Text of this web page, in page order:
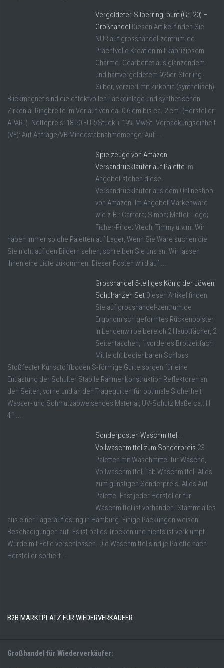
Vergoldeter-Silberring, bunt (Gr. 20) –
Großhandel Diesen Artikel finden Sie
NUR auf grosshandel-zentrum.de
Prachtvolle Kreation mit kapriziösem
Charme. Gearbeitet aus glänzendem
und hartvergoldetem 925er-Sterling-
Silber, verziert mit Zirkonia (synthetisch).
Blickmagnet sind die effektvollen Lackeinlage und synthetischen
Zirkonia. Ringbreite im Verlauf von ca. 0,6 cm bis ca. 2 cm. (Hersteller:
APART). Nettopreis: 18,50 EUR/Stück + 19% MwSt. Verpackungseinheit
(VE): Auf Anfrage/VB Mindestabnahmemenge: Auf ...
Spielzeuge von Amazon
Versandrückläufer auf Palette Im
Angebot stehen diese
Versandrückläufer aus dem Onlineshop
von Amazon. Im Angebot Markenware
wie z.B.: Carrera; Simba; Mattel; Lego;
Fisher-Price; Vtech; Timmy u.v.m. Wir
haben immer solche Paletten auf Lager, Wenn Sie Ware suchen die
Sie nicht auf den Bildern sehen, schreiben Sie uns an. Wir lassen
Ihnen eine Liste zukommen. Dieser Posten wird auf ...
Grosshandel 5-teiliges König der Löwen
Schulranzen Set Diesen Artikel finden
Sie auf grosshandel-zentrum.de
Ergonomisch geformtes Rückenpolster
in Lendenwirbelbereich 2 Hauptfächer, 2
Seitentaschen, 1 vorderes Brotzeitfach
Mit leicht bedienbaren Schloss
Stoßfester Kunsstoffboden S-förmige Gurte sorgen für eine
Entlastung der Schulter Stabile Rahmenkonstruktion Reflektoren an
den Seiten, vorne und an den Tragegurten für optimale Sicherheit
Wasser- und Schmutzabweisendes Material, UV-Schutz Maße ca.: H
41 ...
Sonderposten Waschmittel –
Vollwaschmittel zum Sonderpreis 23
Paletten mit Waschmittel für Wäsche,
Vollwaschmittel, Tab Waschmittel. Alles
zum günstigen Sonderpreis. Alles Auf
Palette. Fast jeder Hersteller für
Waschmittel ist vorhanden. Stammt alles
aus einer Lagerauflösung in Hamburg. Einige Packungen weisen
Beschädigungen auf. Es ist balles Trocken und nichts ist verklumpt.
Wurde mit Folie verschlossen. Die Waschmittel sind je Palette nach
Hersteller sortiert ...
B2B MARKTPLATZ FÜR WIEDERVERKÄUFER
Großhandel für Wiederverkäufer: